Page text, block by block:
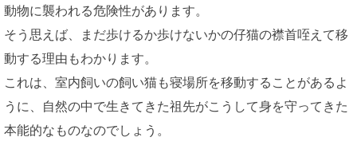
動物に襲われる危険性があります。
そう思えば、まだ歩けるか歩けないかの仔猫の襟首咥えて移
動する理由もわかります。
これは、室内飼いの飼い猫も寝場所を移動することがあるよ
うに、自然の中で生きてきた祖先がこうして身を守ってきた
本能的なものなのでしょう。